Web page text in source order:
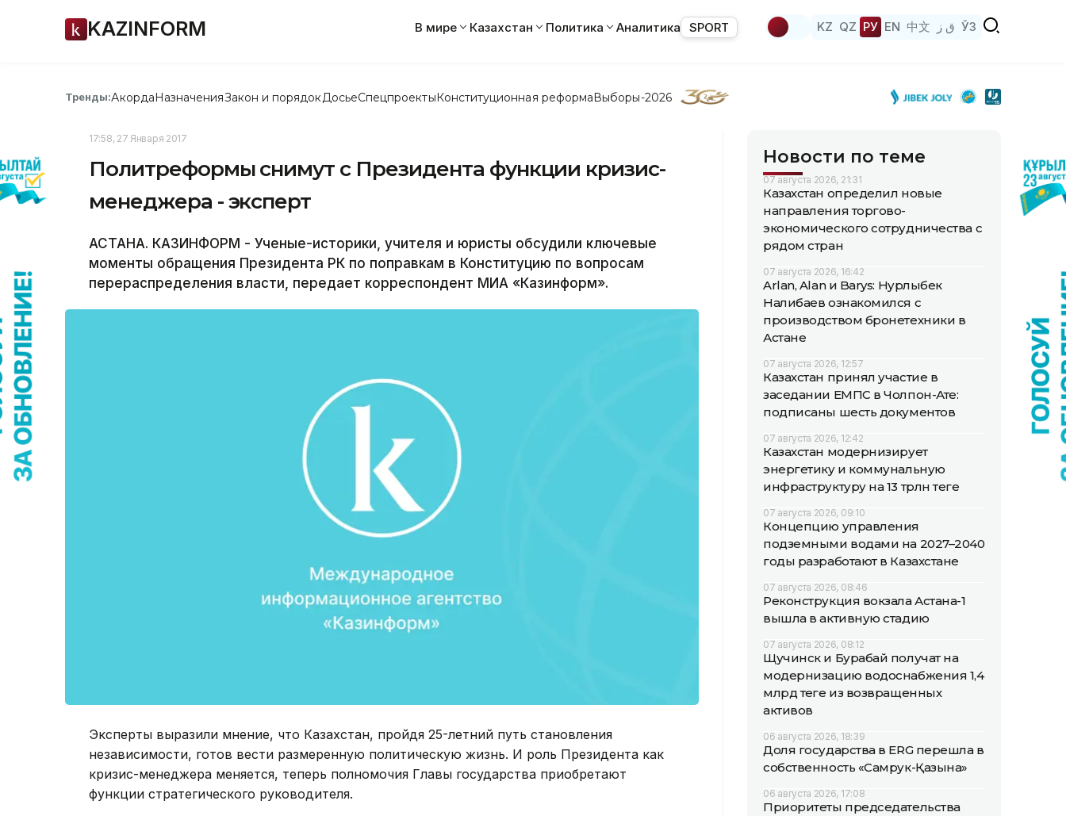
KAZINFORM В мире Казахстан Политика Аналитика SPORT KZ QZ РУ EN 中文 ق ز ЎЗ
Тренды:АкордаНазначенияЗакон и порядок ДосьеСпецпроектыКонституционная реформаВыборы-2026
17:58, 27 Января 2017
Политреформы снимут с Президента функции кризис-
менеджера - эксперт
АСТАНА. КАЗИНФОРМ - Ученые-историки, учителя и юристы обсудили ключевые
моменты обращения Президента РК по поправкам в Конституцию по вопросам
перераспределения власти, передает корреспондент МИА «Казинформ».
Эксперты выразили мнение, что Казахстан, пройдя 25-летний путь становления
независимости, готов вести размеренную политическую жизнь. И роль Президента как
кризис-менеджера меняется, теперь полномочия Главы государства приобретают
функции стратегического руководителя.
Новости по теме
07 августа 2026, 21:31
Казахстан определил новые
направления торгово-
экономического сотрудничества с
рядом стран
07 августа 2026, 16:42
Arlan, Alan и Barys: Нурлыбек
Налибаев ознакомился с
производством бронетехники в
Астане
07 августа 2026, 12:57
Казахстан принял участие в
заседании ЕМПС в Чолпон-Ате:
подписаны шесть документов
07 августа 2026, 12:42
Казахстан модернизирует
энергетику и коммунальную
инфраструктуру на 13 трлн теңге
07 августа 2026, 09:10
Концепцию управления
подземными водами на 2027–2040
годы разработают в Казахстане
07 августа 2026, 08:46
Реконструкция вокзала Астана-1
вышла в активную стадию
07 августа 2026, 08:12
Щучинск и Бурабай получат на
модернизацию водоснабжения 1,4
млрд теңге из возвращенных
активов
06 августа 2026, 18:39
Доля государства в ERG перешла в
собственность «Самрук-Қазына»
06 августа 2026, 17:08
Приоритеты председательства